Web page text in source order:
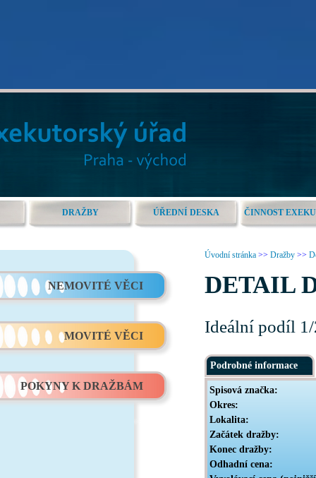
DRAŽBY ÚŘEDNÍ DESKA ČINNOST
NEMOVITÉ VĚCI
MOVITÉ VĚCI
POKYNY K DRAŽBÁM
Úvodní stránka >> Dražby >>
DETAIL
Ideální podíl
Podrobné informace
Spisová značka:
Okres:
Lokalita:
Začátek dražby:
Konec dražby:
Odhadní cena: